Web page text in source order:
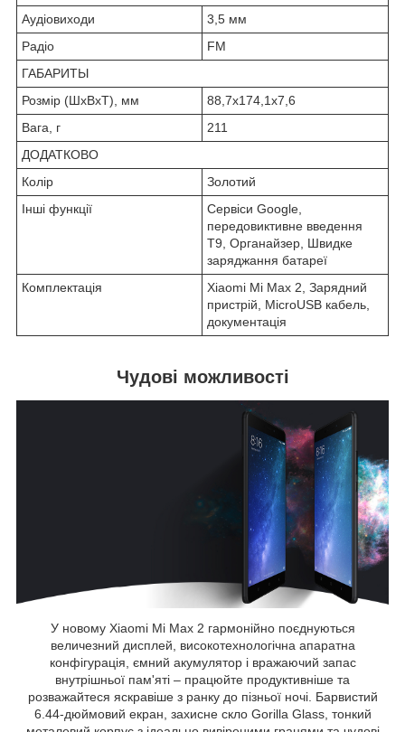
Аудіовиходи
3,5 мм
Радіо
FM
ГАБАРИТЫ
Розмір (ШхВхТ), мм
88,7х174,1х7,6
Вага, г
211
ДОДАТКОВО
Колір
Золотий
Інші функції
Сервіси Google,
передовиктивне введення
Т9, Органайзер, Швидке
заряджання батареї
Комплектація
Xiaomi Mi Max 2, Зарядний
пристрій, MicroUSB кабель,
документація
Чудові можливості
У новому Xiaomi Mi Max 2 гармонійно поєднуються
величезний дисплей, високотехнологічна апаратна
конфігурація, ємний акумулятор і вражаючий запас
внутрішньої пам'яті – працюйте продуктивніше та
розважайтеся яскравіше з ранку до пізньої ночі. Барвистий
6.44-дюймовий екран, захисне скло Gorilla Glass, тонкий